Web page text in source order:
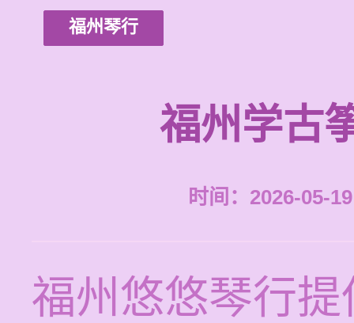
福州琴行
福州学古
时间：2026-05-
福州悠悠琴行